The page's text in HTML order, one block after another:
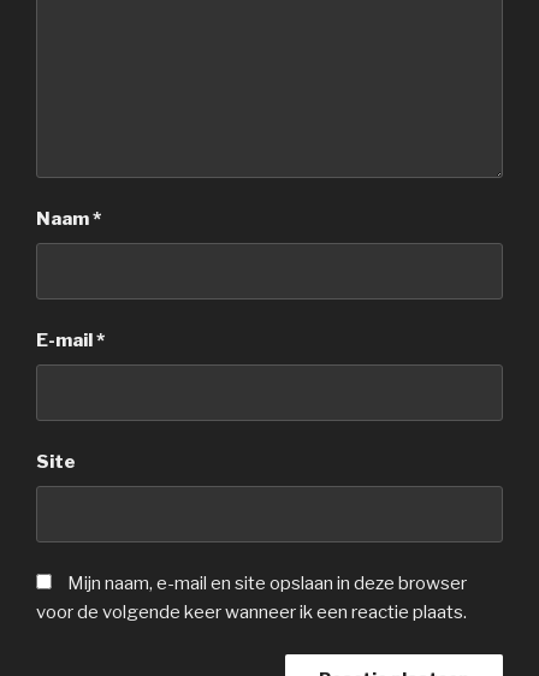
Naam*
E-mail*
Site
Mijn naam, e-mail en site opslaan in deze browser
voor de volgende keer wanneer ik een reactie plaats.